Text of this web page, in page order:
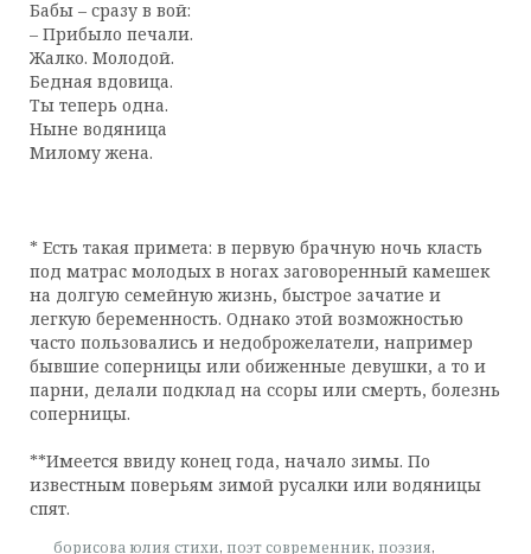
Бабы – сразу в вой:
– Прибыло печали.
Жалко. Молодой.
Бедная вдовица.
Ты теперь одна.
Ныне водяница
Милому жена.
* Есть такая примета: в первую брачную ночь класть
под матрас молодых в ногах заговоренный камешек
на долгую семейную жизнь, быстрое зачатие и
легкую беременность. Однако этой возможностью
часто пользовались и недоброжелатели, например
бывшие соперницы или обиженные девушки, а то и
парни, делали подклад на ссоры или смерть, болезнь
соперницы.
**Имеется ввиду конец года, начало зимы. По
известным поверьям зимой русалки или водяницы
спят.
борисова юлия стихи, поэт современник, поэзия,